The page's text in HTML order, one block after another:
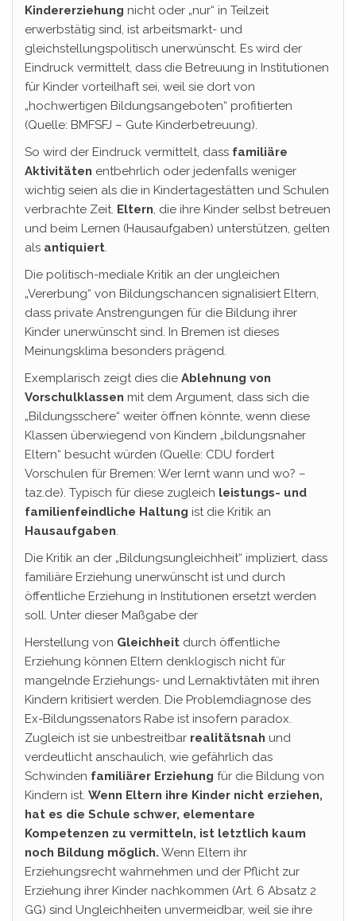
Kindererziehung nicht oder „nur“ in Teilzeit
erwerbstätig sind, ist arbeitsmarkt- und
gleichstellungspolitisch unerwünscht. Es wird der
Eindruck vermittelt, dass die Betreuung in Institutionen
für Kinder vorteilhaft sei, weil sie dort von
„hochwertigen Bildungsangeboten“ profitierten
(Quelle: BMFSFJ – Gute Kinderbetreuung).
So wird der Eindruck vermittelt, dass familiäre
Aktivitäten entbehrlich oder jedenfalls weniger
wichtig seien als die in Kindertagestätten und Schulen
verbrachte Zeit. Eltern, die ihre Kinder selbst betreuen
und beim Lernen (Hausaufgaben) unterstützen, gelten
als antiquiert.
Die politisch-mediale Kritik an der ungleichen
„Vererbung“ von Bildungschancen signalisiert Eltern,
dass private Anstrengungen für die Bildung ihrer
Kinder unerwünscht sind. In Bremen ist dieses
Meinungsklima besonders prägend.
Exemplarisch zeigt dies die Ablehnung von
Vorschulklassen mit dem Argument, dass sich die
„Bildungsschere“ weiter öffnen könnte, wenn diese
Klassen überwiegend von Kindern „bildungsnaher
Eltern“ besucht würden (Quelle: CDU fordert
Vorschulen für Bremen: Wer lernt wann und wo? –
taz.de). Typisch für diese zugleich leistungs- und
familienfeindliche Haltung ist die Kritik an
Hausaufgaben.
Die Kritik an der „Bildungsungleichheit“ impliziert, dass
familiäre Erziehung unerwünscht ist und durch
öffentliche Erziehung in Institutionen ersetzt werden
soll. Unter dieser Maßgabe der
Herstellung von Gleichheit durch öffentliche
Erziehung können Eltern denklogisch nicht für
mangelnde Erziehungs- und Lernaktivtäten mit ihren
Kindern kritisiert werden. Die Problemdiagnose des
Ex-Bildungssenators Rabe ist insofern paradox.
Zugleich ist sie unbestreitbar realitätsnah und
verdeutlicht anschaulich, wie gefährlich das
Schwinden familiärer Erziehung für die Bildung von
Kindern ist. Wenn Eltern ihre Kinder nicht erziehen,
hat es die Schule schwer, elementare
Kompetenzen zu vermitteln, ist letztlich kaum
noch Bildung möglich. Wenn Eltern ihr
Erziehungsrecht wahrnehmen und der Pflicht zur
Erziehung ihrer Kinder nachkommen (Art. 6 Absatz 2
GG) sind Ungleichheiten unvermeidbar, weil sie ihre